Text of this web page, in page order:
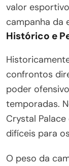
valor
campanha da
Histórico e
confrontos
poder
temporadas.
Crystal
difíceis para
O peso da